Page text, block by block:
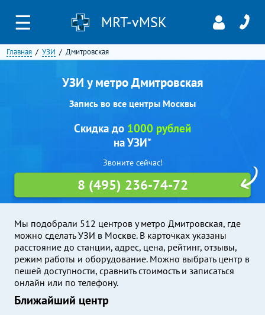
☰ MRT-vMSK
Главная УЗИ Дмитровская
УЗИ у метро Дмитровская
Запись во все центры Москвы
Мы подобрали 512 центров у метро Дмитровская, где
можно сделать УЗИ в Москве. В карточках указаны
расстояние до станции, адрес, цена, рейтинг, отзывы,
режим работы и оборудование. Можно выбрать центр в
пешей доступности, сравнить стоимость и записаться
онлайн или по телефону.
Ближайший центр
Скидка до 1000 рублей
на УЗИ*
Звоните сейчас!
8 (495) 236-74-72